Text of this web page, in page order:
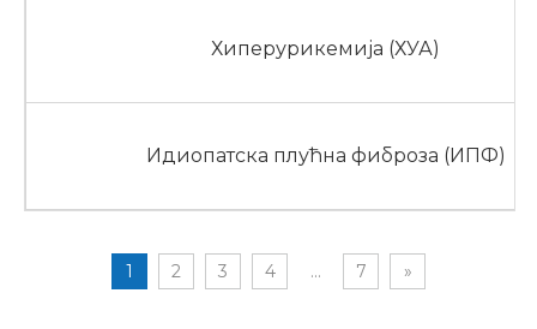
Хиперурикемија (ХУА)
Идиопатска плућна фиброза (ИПФ)
1 2 3 4 ... 7 »